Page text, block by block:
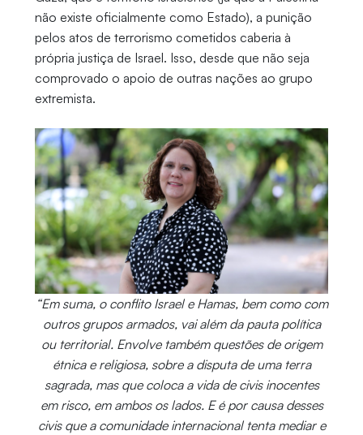
não existe oficialmente como Estado), a punição
pelos atos de terrorismo cometidos caberia à
própria justiça de Israel. Isso, desde que não seja
comprovado o apoio de outras nações ao grupo
extremista.
“Em suma, o conflito Israel e Hamas, bem como com
outros grupos armados, vai além da pauta política
ou territorial. Envolve também questões de origem
étnica e religiosa, sobre a disputa de uma terra
sagrada, mas que coloca a vida de civis inocentes
em risco, em ambos os lados. E é por causa desses
civis que a comunidade internacional tenta mediar e